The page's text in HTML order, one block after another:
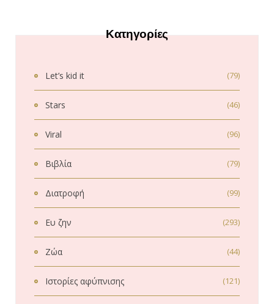
Κατηγορίες
Let’s kid it (79)
Stars (46)
Viral (96)
Βιβλία (79)
Διατροφή (99)
Ευ ζην (293)
Ζώα (44)
Ιστορίες αφύπνισης (121)